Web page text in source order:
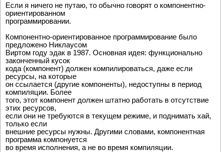
Если я ничего не путаю, то обычно говорят о компонентно-
ориентированном
программировании.
Компонентно-ориентированное программирование было
предложено Hиклаусом
Виртом году эдак в 1987. Основная идея: функционально
законченный кусок
кода (компонент) должен компилироваться, даже если
ресурсы, на которые
он ссылается (другие компоненты), недоступны в период
компиляции. Более
того, этот компонент должен штатно работать в отсутствие
этих ресурсов,
если они не требуются в текущем режиме, и поднимать хай,
только если
внешние ресурсы нужны. Другими словами, компонентная
программа компонуется
во время исполнения, а не во время компиляции.